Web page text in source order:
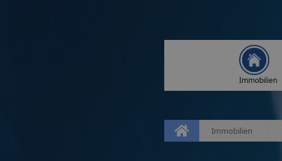
Immobilien
Immobilien